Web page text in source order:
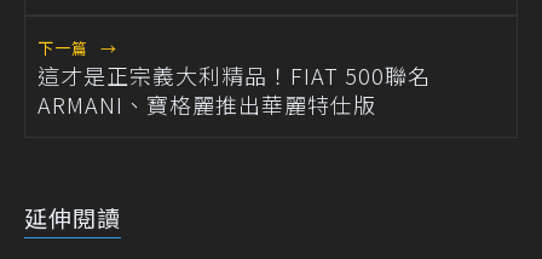
下一篇 →
這才是正宗義大利精品！FIAT 500聯名
ARMANI、寶格麗推出華麗特仕版
延伸閱讀